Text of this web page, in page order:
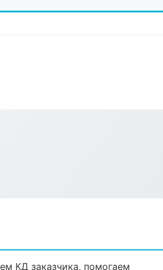
КД заказчика, помогаем